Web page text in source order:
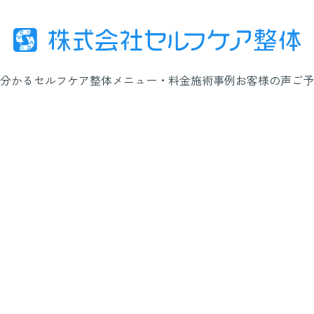
かるセルフケア整体メニュー・料金施術事例お客様の声ご